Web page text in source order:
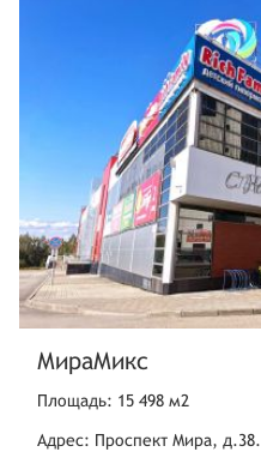
МираМикс
Площадь: 15 498 м2
Адрес: Проспект Мира, д.38.